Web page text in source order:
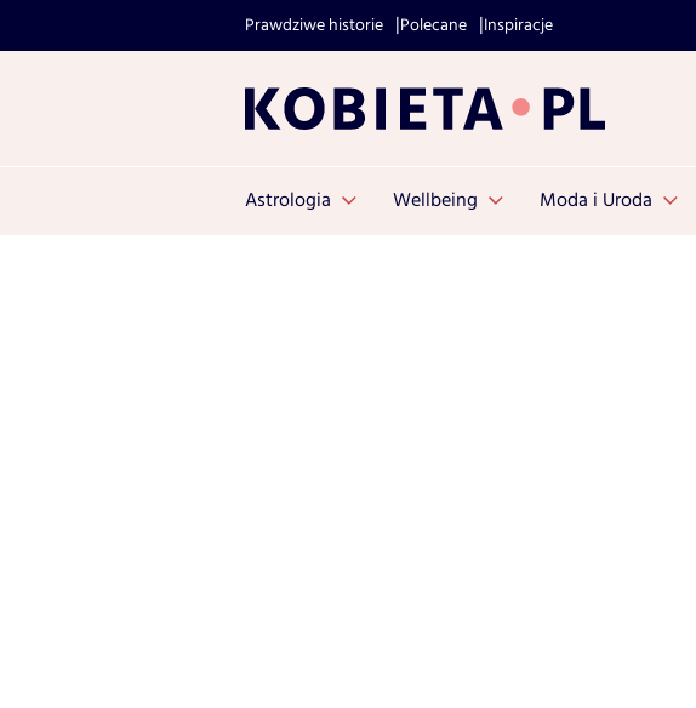
Prawdziwe historie Polecane Inspiracje
Astrologia Wellbeing Moda i Uroda